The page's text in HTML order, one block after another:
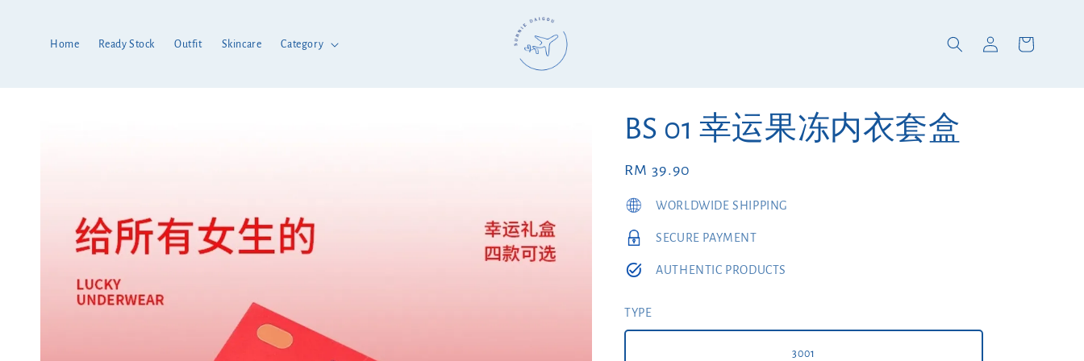
Home Ready Stock Outfit Skincare Category
BS 01 幸运果冻内衣套盒
Regular
price
RM 39.90
WORLDWIDE SHIPPING
SECURE PAYMENT
AUTHENTIC PRODUCTS
TYPE
3001